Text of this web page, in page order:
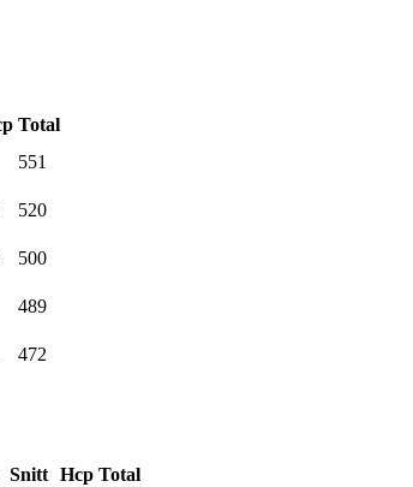
Total
551
520
500
489
472
Snitt Hcp Total